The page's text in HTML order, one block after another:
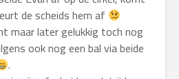
de scheids hem af
maar later gelukkig toch nog
ook nog een bal via beide
.